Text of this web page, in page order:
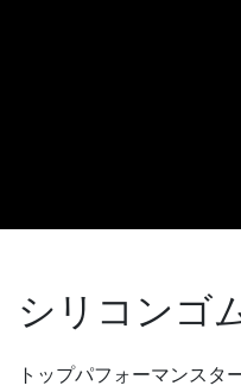
シリコンゴ
トップパフォーマンスタ